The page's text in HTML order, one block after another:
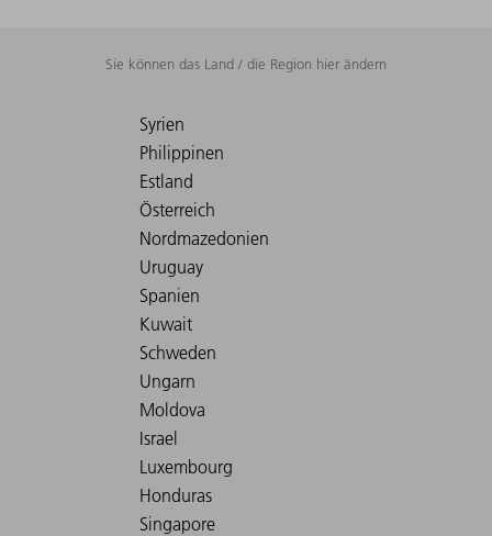
Sie können das Land / die Region hier ändern